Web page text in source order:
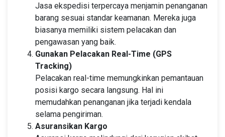
Jasa ekspedisi terpercaya menjamin penanganan
barang sesuai standar keamanan. Mereka juga
biasanya memiliki sistem pelacakan dan
pengawasan yang baik.
Gunakan Pelacakan Real-Time (GPS
Tracking)
Pelacakan real-time memungkinkan pemantauan
posisi kargo secara langsung. Hal ini
memudahkan penanganan jika terjadi kendala
selama pengiriman.
Asuransikan Kargo